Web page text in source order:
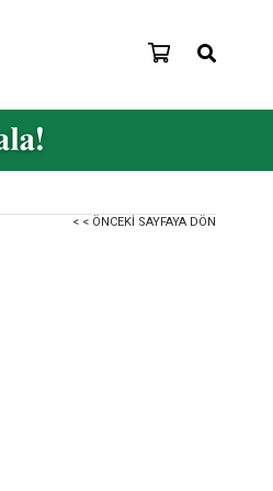
< < ÖNCEKI SAYFAYA DÖN